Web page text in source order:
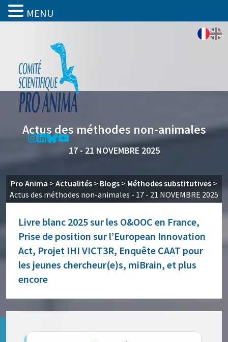
Actus des méthodes non-animales
17 - 21 NOVEMBRE 2025
Pro Anima > Actualités > Blogs > Méthodes substitutives >
Actus des méthodes non-animales - 17 - 21 NOVEMBRE 2025
Livre blanc 2025 sur les O&OOC en France,
Prise de position sur l’European Innovation
Act, Projet IHI VICT3R, Enquête CAAT pour
les jeunes chercheur(e)s, miBrain, et plus
encore
MENU